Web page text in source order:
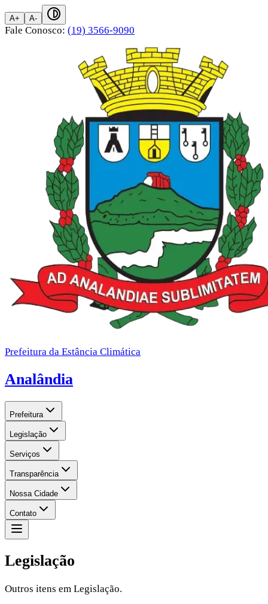
A+ A-
Fale Conosco: (19) 3566-9090
Prefeitura da Estância Climática
Analândia
Prefeitura
Legislação
Serviços
Transparência
Nossa Cidade
Contato
Legislação
Outros itens em Legislação.